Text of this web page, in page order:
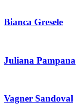
Bianca Gresele
Juliana Pampana
Vagner Sandoval